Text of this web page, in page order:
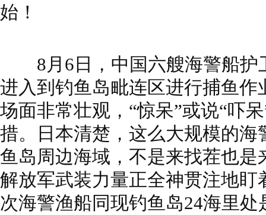
始！
8月6日，中国六艘海警船护
进入到钓鱼岛毗连区进行捕鱼作
场面非常壮观，“惊呆”或说“吓
措。日本清楚，这么大规模的海
鱼岛周边海域，不是来找茬也是
解放军武装力量正全神贯注地盯
次海警渔船同现钓鱼岛24海里